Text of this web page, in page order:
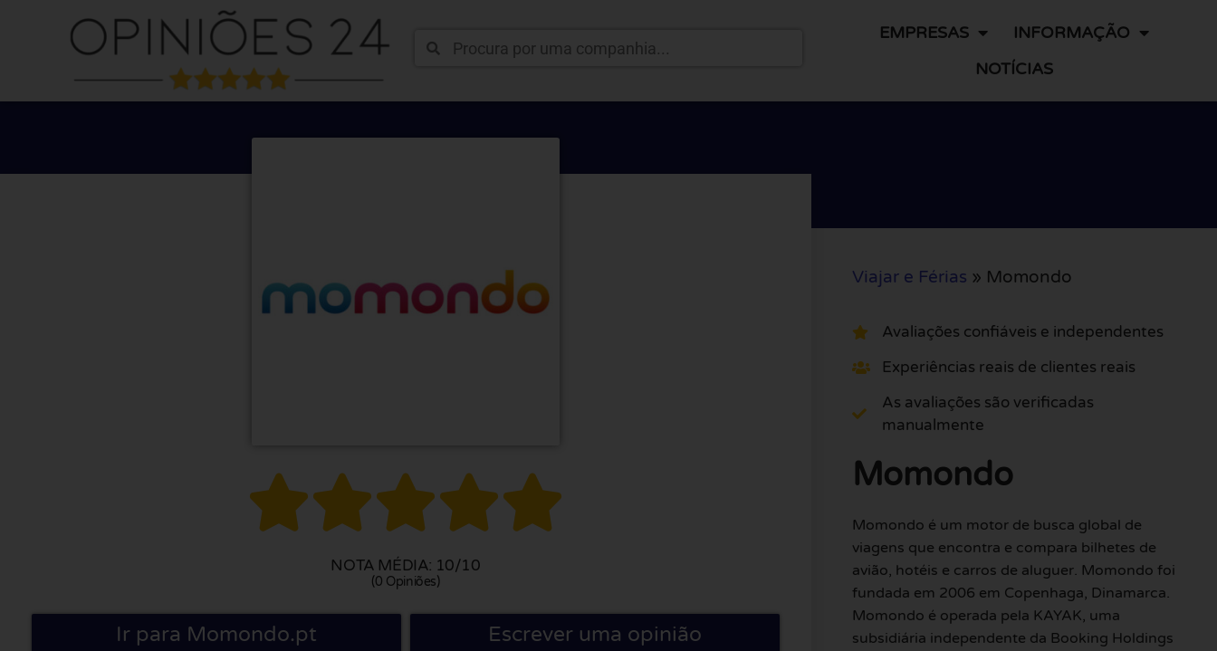
EMPRESAS
INFORMAÇÃO
NOTÍCIAS

NOTA MÉDIA: 10/10
(0 Opiniões)
Ir para Momondo.pt Escrever uma opinião
Viajar e Férias » Momondo
Avaliações confiáveis e independentes
Experiências reais de clientes reais
As avaliações são verificadas
manualmente
Momondo
Momondo é um motor de busca global de
viagens que encontra e compara bilhetes de
avião, hotéis e carros de aluguer. Momondo foi
fundada em 2006 em Copenhaga, Dinamarca.
Momondo é operada pela KAYAK, uma
subsidiária independente da Booking Holdings